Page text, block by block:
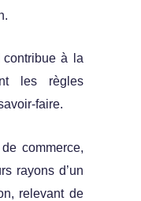
contribue à la
les règles
faire.
commerce,
rayons d’un
relevant de